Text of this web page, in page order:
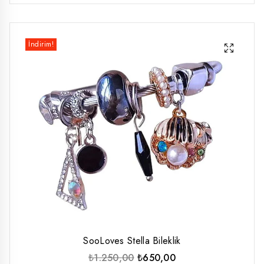
İndirim!
SooLoves Stella Bileklik
₺1.250,00 Orijinal
₺650,00Şu